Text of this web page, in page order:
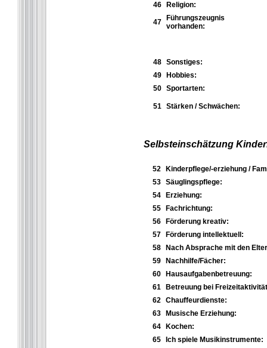
46
Religion:
47
Führungszeugnis
vorhanden:
48
Sonstiges:
49
Hobbies:
50
Sportarten:
51 Stärken / Schwächen:
Selbsteinschätzung
52
Kinderpflege/-erziehung /
53
Säuglingspflege:
54
Erziehung:
55
Fachrichtung:
56
Förderung kreativ:
57
Förderung intellektuell:
58
Nach Absprache mit den
59
Nachhilfe/Fächer:
60
Hausaufgabenbetreuung:
61
Betreuung bei
62
Chauffeurdienste:
63
Musische Erziehung:
64
Kochen:
65
Ich spiele Musikinstrumente: